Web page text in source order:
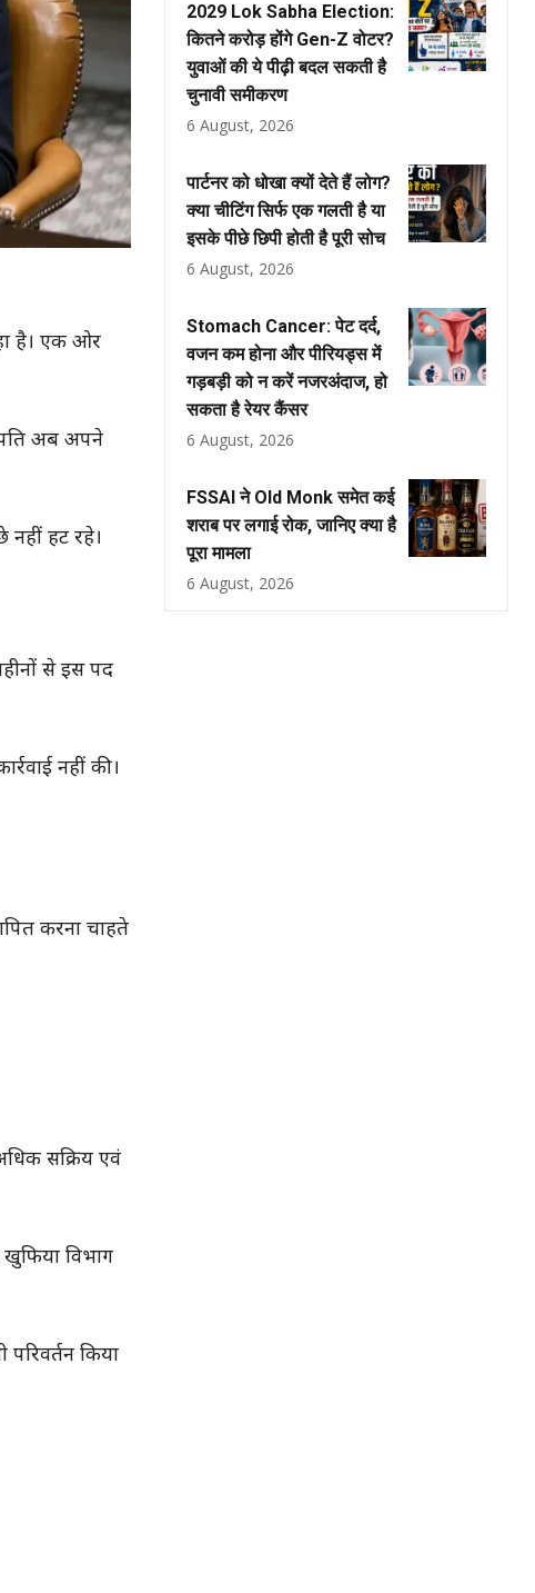
है। एक ओर
अब अपने
नहीं हट रहे।
से इस पद
नहीं की।
करना चाहते
सक्रिय एवं
विभाग
किया
2029 Lok Sabha Election:
कितने करोड़ होंगे Gen-Z वोटर?
युवाओं की ये पीढ़ी बदल सकती है
चुनावी समीकरण
6 August, 2026
पार्टनर को धोखा क्यों देते हैं लोग?
क्या चीटिंग सिर्फ एक गलती है या
इसके पीछे छिपी होती है पूरी सोच
6 August, 2026
Stomach Cancer: पेट दर्द,
वजन कम होना और पीरियड्स में
गड़बड़ी को न करें नजरअंदाज, हो
सकता है रेयर कैंसर
6 August, 2026
FSSAI ने Old Monk समेत कई
शराब पर लगाई रोक, जानिए क्या है
पूरा मामला
6 August, 2026